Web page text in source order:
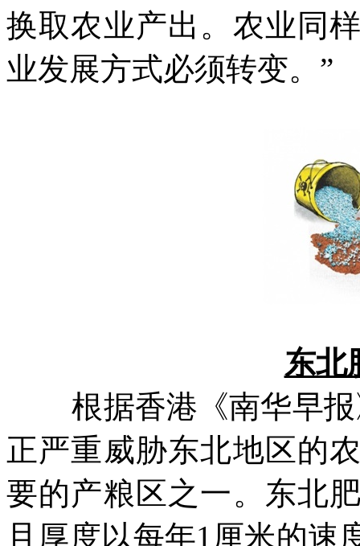
换取农业产出。农业同
业发展方式必须转变。”
东北
根据香港《南华早
正严重威胁东北地区的
要的产粮区之一。东北
且厚度以每年1 厘米的速